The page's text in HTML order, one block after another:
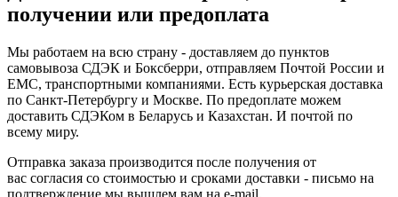
получении или предоплата
Мы работаем на всю страну - доставляем до пунктов
самовывоза СДЭК и Боксберри, отправляем Почтой России и
ЕМС, транспортными компаниями. Есть курьерская доставка
по Санкт-Петербургу и Москве. По предоплате можем
доставить СДЭКом в Беларусь и Казахстан. И почтой по
всему миру.
Отправка заказа производится после получения от
вас согласия со стоимостью и сроками доставки - письмо на
подтверждение мы вышлем вам на e-mail.